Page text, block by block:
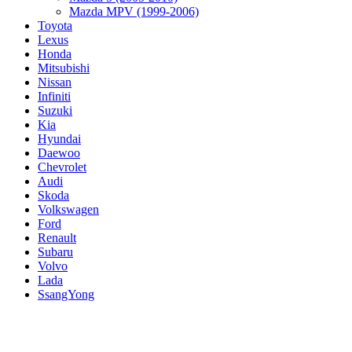
Mazda MPV (1999-2006)
Toyota
Lexus
Honda
Mitsubishi
Nissan
Infiniti
Suzuki
Kia
Hyundai
Daewoo
Chevrolet
Audi
Skoda
Volkswagen
Ford
Renault
Subaru
Volvo
Lada
SsangYong